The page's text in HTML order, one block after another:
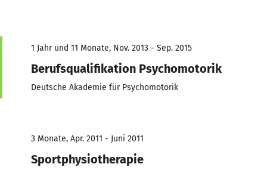
1 Jahr und 11 Monate, Nov. 2013 - Sep. 2015
Berufsqualifikation Psychomotorik
Deutsche Akademie für Psychomotorik
3 Monate, Apr. 2011 - Juni 2011
Sportphysiotherapie